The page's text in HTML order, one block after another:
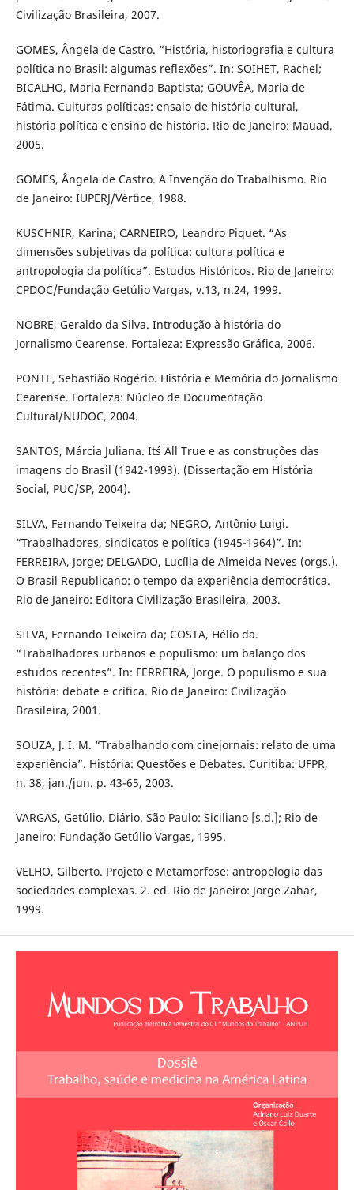
Civilização Brasileira, 2007.
GOMES, Ângela de Castro. “História, historiografia e cultura
política no Brasil: algumas reflexões”. In: SOIHET, Rachel;
BICALHO, Maria Fernanda Baptista; GOUVÊA, Maria de
Fátima. Culturas políticas: ensaio de história cultural,
história política e ensino de história. Rio de Janeiro: Mauad,
2005.
GOMES, Ângela de Castro. A Invenção do Trabalhismo. Rio
de Janeiro: IUPERJ/Vértice, 1988.
KUSCHNIR, Karina; CARNEIRO, Leandro Piquet. “As
dimensões subjetivas da política: cultura política e
antropologia da política”. Estudos Históricos. Rio de Janeiro:
CPDOC/Fundação Getúlio Vargas, v.13, n.24, 1999.
NOBRE, Geraldo da Silva. Introdução à história do
Jornalismo Cearense. Fortaleza: Expressão Gráfica, 2006.
PONTE, Sebastião Rogério. História e Memória do Jornalismo
Cearense. Fortaleza: Núcleo de Documentação
Cultural/NUDOC, 2004.
SANTOS, Márcia Juliana. It´s All True e as construções das
imagens do Brasil (1942-1993). (Dissertação em História
Social, PUC/SP, 2004).
SILVA, Fernando Teixeira da; NEGRO, Antônio Luigi.
“Trabalhadores, sindicatos e política (1945-1964)”. In:
FERREIRA, Jorge; DELGADO, Lucília de Almeida Neves (orgs.).
O Brasil Republicano: o tempo da experiência democrática.
Rio de Janeiro: Editora Civilização Brasileira, 2003.
SILVA, Fernando Teixeira da; COSTA, Hélio da.
“Trabalhadores urbanos e populismo: um balanço dos
estudos recentes”. In: FERREIRA, Jorge. O populismo e sua
história: debate e crítica. Rio de Janeiro: Civilização
Brasileira, 2001.
SOUZA, J. I. M. “Trabalhando com cinejornais: relato de uma
experiência”. História: Questões e Debates. Curitiba: UFPR,
n. 38, jan./jun. p. 43-65, 2003.
VARGAS, Getúlio. Diário. São Paulo: Siciliano [s.d.]; Rio de
Janeiro: Fundação Getúlio Vargas, 1995.
VELHO, Gilberto. Projeto e Metamorfose: antropologia das
sociedades complexas. 2. ed. Rio de Janeiro: Jorge Zahar,
1999.